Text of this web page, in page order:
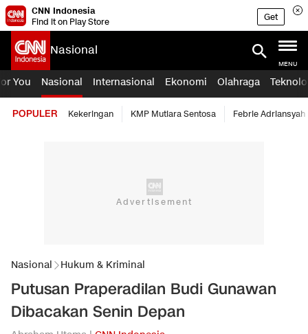
CNN Indonesia
Find it on Play Store
Get
Nasional
MENU
You Nasional Internasional Ekonomi Olahraga
POPULER Kekeringan KMP Mutiara Sentosa Febrie Adriansyah
Nasional Hukum & Kriminal
Putusan Praperadilan Budi Gunawan
Dibacakan Senin Depan